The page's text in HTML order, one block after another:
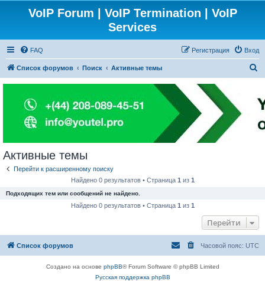
VoIP Forum | VoIP Termination | VoIP
Services
FAQ Вход
Регистрация
Список форумов Поиск Активные темы
с
к
Активные темы
Перейти к расширенному поиску
Найдено 0 результатов • Страница 1 из 1
Подходящих тем или сообщений не найдено.
Найдено 0 результатов • Страница 1 из 1
Перейти
Список форумов Часовой пояс: UTC
Создано на основе phpBB® Forum Software © phpBB Limited
Русская поддержка phpBB